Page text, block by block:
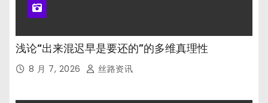
浅论“出来混迟早是要还的”的多维真理性
8 月 7, 2026 丝路资讯